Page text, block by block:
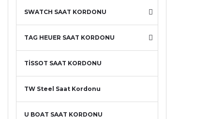
SWATCH SAAT KORDONU
TAG HEUER SAAT KORDONU
TİSSOT SAAT KORDONU
TW Steel Saat Kordonu
U BOAT SAAT KORDONU